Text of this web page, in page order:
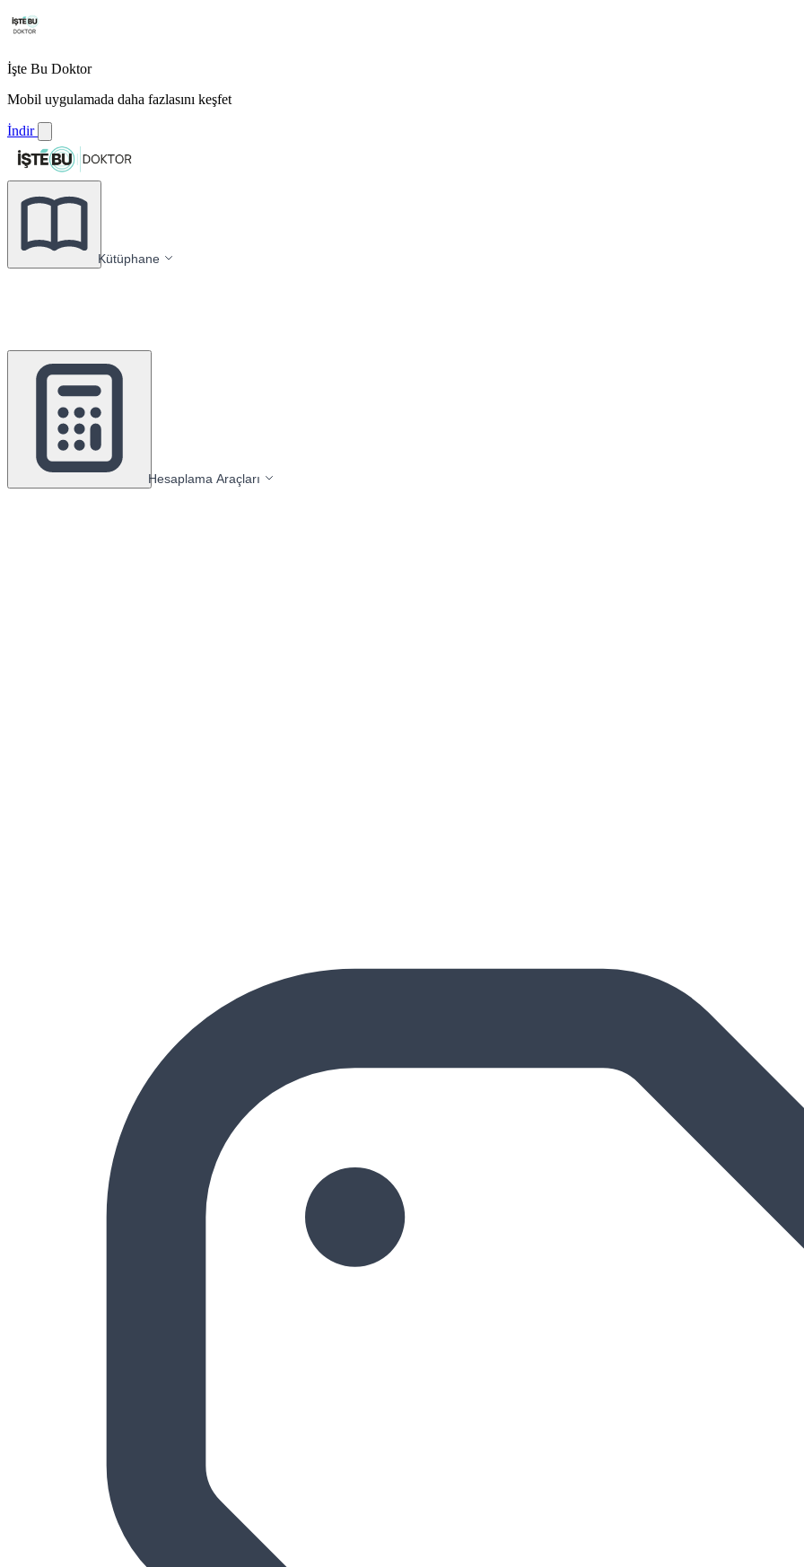
İşte Bu Doktor
Mobil uygulamada daha fazlasını keşfet
İndir
Kütüphane
Hesaplama Araçları